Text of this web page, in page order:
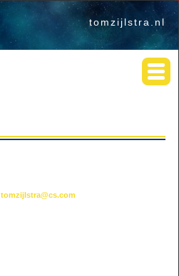
tomzijlstra.nl
tomzijlstra@cs.com